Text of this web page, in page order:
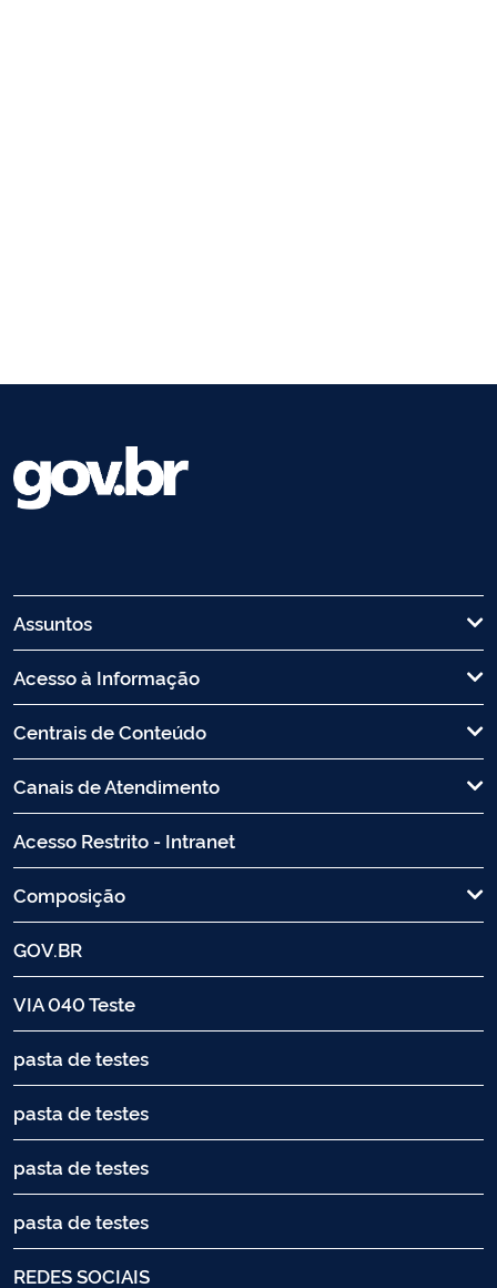
Assuntos
Acesso à Informação
Centrais de Conteúdo
Canais de Atendimento
Acesso Restrito - Intranet
Composição
GOV.BR
VIA 040 Teste
pasta de testes
pasta de testes
pasta de testes
pasta de testes
REDES SOCIAIS